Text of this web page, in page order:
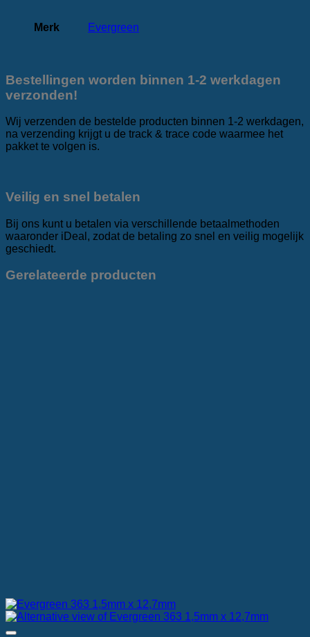
Merk Evergreen
Bestellingen worden binnen 1-2 werkdagen
verzonden!
Wij verzenden de bestelde producten binnen 1-2 werkdagen,
na verzending krijgt u de track & trace code waarmee het
pakket te volgen is.
Veilig en snel betalen
Bij ons kunt u betalen via verschillende betaalmethoden
waaronder iDeal, zodat de betaling zo snel en veilig mogelijk
geschiedt.
Gerelateerde producten